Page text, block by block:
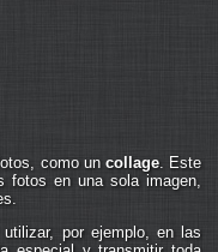
como un collage. Este
fotos en una sola imagen,
por ejemplo, en las